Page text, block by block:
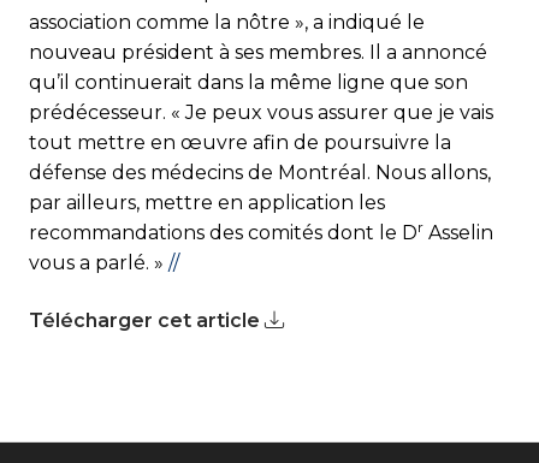
association comme la nôtre », a indiqué le
nouveau président à ses membres. Il a annoncé
qu’il continuerait dans la même ligne que son
prédécesseur. « Je peux vous assurer que je vais
tout mettre en œuvre afin de poursuivre la
défense des médecins de Montréal. Nous allons,
par ailleurs, mettre en application les
recommandations des comités dont le Dr Asselin
vous a parlé. » //
Télécharger cet article